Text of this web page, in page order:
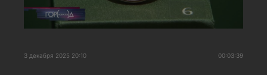
3 декабря 2025 20:10 00:03:39